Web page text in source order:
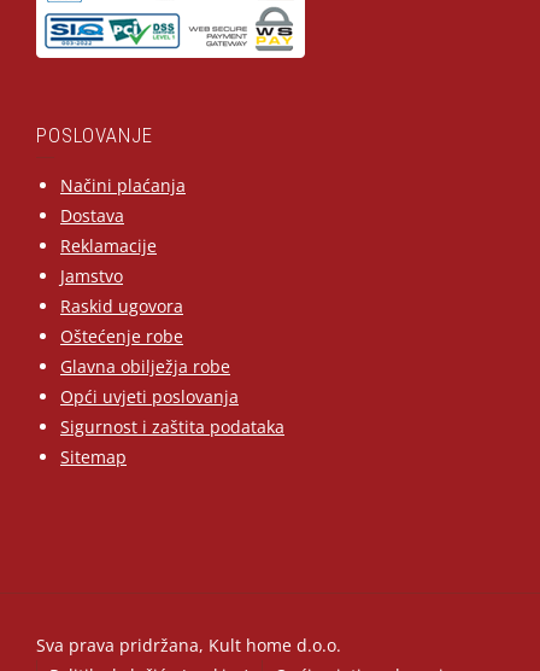
POSLOVANJE
Načini plaćanja
Dostava
Reklamacije
Jamstvo
Raskid ugovora
Oštećenje robe
Glavna obilježja robe
Opći uvjeti poslovanja
Sigurnost i zaštita podataka
Sitemap
Sva prava pridržana, Kult home d.o.o.